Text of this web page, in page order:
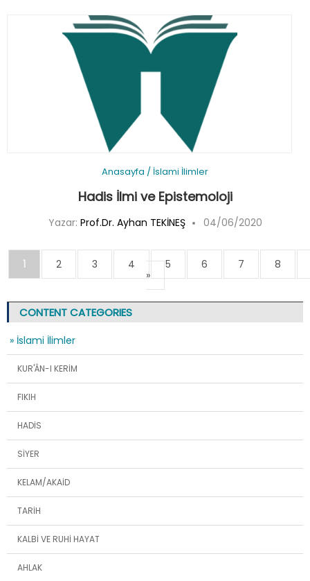
Anasayfa / İslami İlimler
Hadis İlmi ve Epistemoloji
Yazar: Prof.Dr. Ayhan TEKİNEŞ 04/06/2020
1 2 3 4 5 6 7
8
»
CONTENT CATEGORIES
» İslami İlimler
KUR'ÂN-I KERİM
FIKIH
HADİS
SİYER
KELAM/AKAİD
TARİH
KALBİ VE RUHİ HAYAT
AHLAK